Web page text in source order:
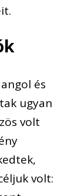
és
ugyan
volt
volt: